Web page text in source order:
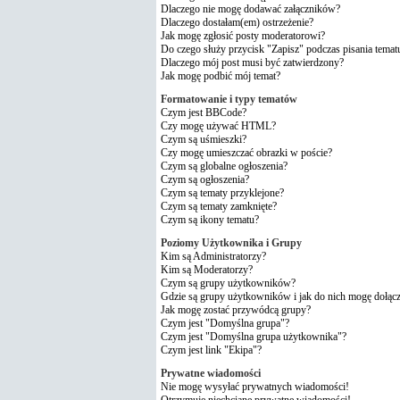
Dlaczego nie mogę dodawać załączników?
Dlaczego dostałam(em) ostrzeżenie?
Jak mogę zgłosić posty moderatorowi?
Do czego służy przycisk "Zapisz" podczas pisania
Dlaczego mój post musi być zatwierdzony?
Jak mogę podbić mój temat?
Formatowanie i typy tematów
Czym jest BBCode?
Czy mogę używać HTML?
Czym są uśmieszki?
Czy mogę umieszczać obrazki w poście?
Czym są globalne ogłoszenia?
Czym są ogłoszenia?
Czym są tematy przyklejone?
Czym są tematy zamknięte?
Czym są ikony tematu?
Poziomy Użytkownika i Grupy
Kim są Administratorzy?
Kim są Moderatorzy?
Czym są grupy użytkowników?
Gdzie są grupy użytkowników i jak do nich mogę
Jak mogę zostać przywódcą grupy?
Czym jest "Domyślna grupa"?
Czym jest "Domyślna grupa użytkownika"?
Czym jest link "Ekipa"?
Prywatne wiadomości
Nie mogę wysyłać prywatnych wiadomości!